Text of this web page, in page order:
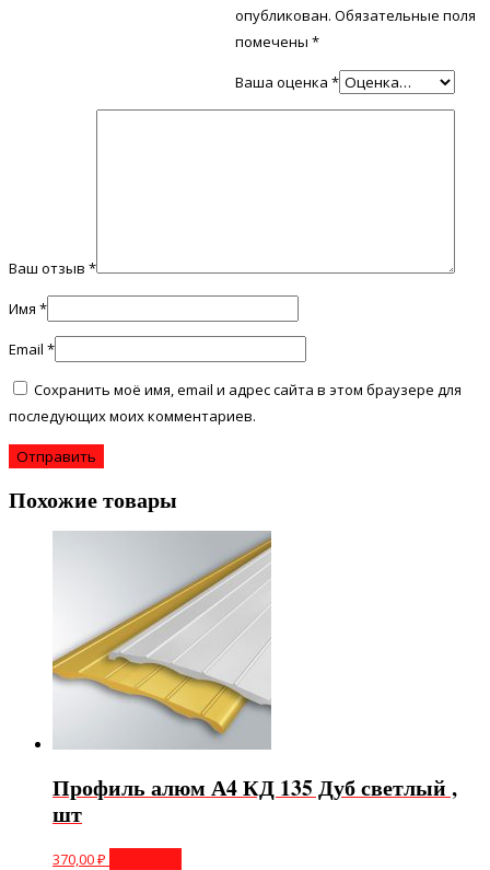
опубликован. Обязательные поля
помечены*
Ваша оценка*
Ваш отзыв *
Имя *
Email *
Сохранить моё имя, email и адрес сайта в этом браузере для
последующих моих комментариев.
Похожие товары
Профиль алюм А4 КД 135 Дуб светлый ,
шт
370,00₽